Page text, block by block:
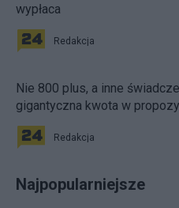
wypłaca
Redakcja
Nie 800 plus, a inne
gigantyczna kwota w
Redakcja
Najpopularniejsze